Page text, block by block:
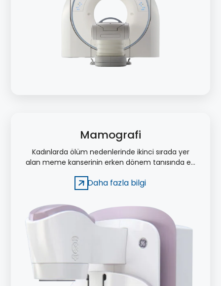
Mamografi
Kadınlarda ölüm nedenlerinde ikinci sırada yer
alan meme kanserinin erken dönem tanısında en
Daha fazla bilgi